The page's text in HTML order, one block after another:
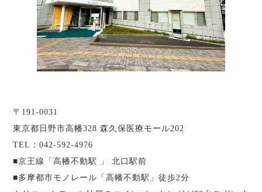
〒191-0031
東京都日野市高幡328 森久保医療モール202
TEL：042-592-4976
■京王線「高幡不動駅 」 北口駅前
■多摩都市モノレール「高幡不動駅」徒歩2分